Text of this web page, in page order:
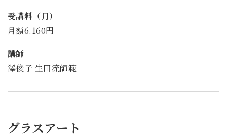
受講料（月）
月額6.160円
講師
澤俊子 生田流師範
グラスアート